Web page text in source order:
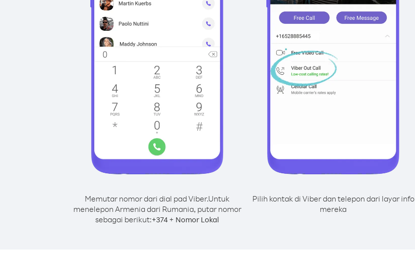
Memutar nomor dari dial pad Viber.Untuk
menelepon Armenia dari Rumania, putar nomor
sebagai berikut:+374 + Nomor Lokal
Pilih kontak di Viber dan telepon dari layar info
mereka